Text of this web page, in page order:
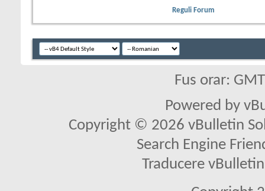
Reguli Forum
Fus orar:
Powered by
Copyright © 2026 vBulletin
Search Engine
Traducere